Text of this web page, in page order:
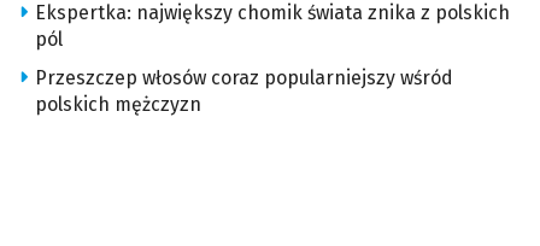
Ekspertka: największy chomik świata znika z polskich
pól
Przeszczep włosów coraz popularniejszy wśród
polskich mężczyzn